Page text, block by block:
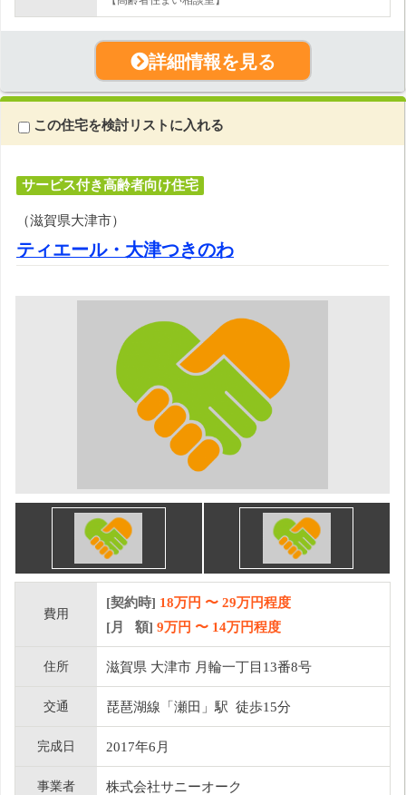
詳細情報を見る
この住宅を検討リストに入れる
サービス付き高齢者向け住宅
（滋賀県大津市）
ティエール・大津つきのわ
費用
[契約時] 18万円 〜 29万円程度
[月 額] 9万円 〜 14万円程度
住所 滋賀県 大津市 月輪一丁目13番8号
交通 琵琶湖線「瀬田」駅 徒歩15分
完成日 2017年6月
事業者 株式会社サニーオーク